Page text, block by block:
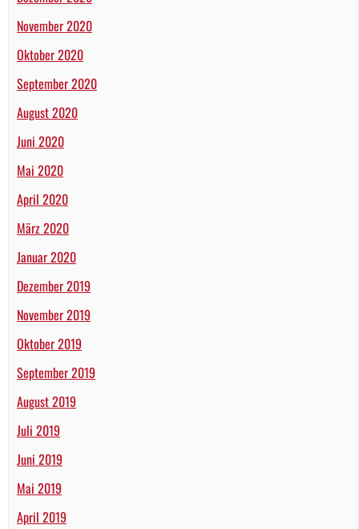
November 2020
Oktober 2020
September 2020
August 2020
Juni 2020
Mai 2020
April 2020
März 2020
Januar 2020
Dezember 2019
November 2019
Oktober 2019
September 2019
August 2019
Juli 2019
Juni 2019
Mai 2019
April 2019